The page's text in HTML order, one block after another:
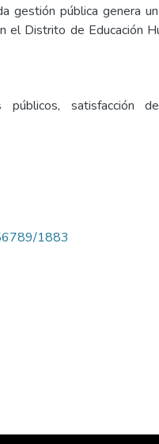
gestión pública genera
el Distrito de Educación
públicos, satisfacción
1883